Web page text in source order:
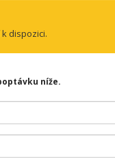
dispozici.
níže.